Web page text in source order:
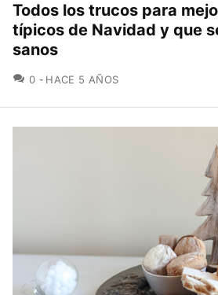
Todos los trucos para
típicos de Navidad y que
sanos
0 COMENTARIOS
HACE 5 AÑOS